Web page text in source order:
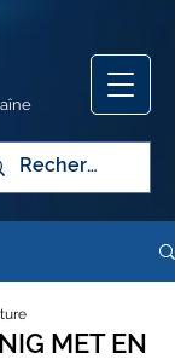
MET EN